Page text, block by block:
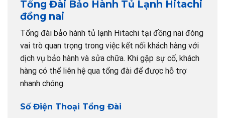
Tổng Đài Bảo Hành Tủ Lạnh Hitachi
đồng nai
Tổng đài bảo hành tủ lạnh Hitachi tại đồng nai đóng
vai trò quan trọng trong việc kết nối khách hàng với
dịch vụ bảo hành và sửa chữa. Khi gặp sự cố, khách
hàng có thể liên hệ qua tổng đài để được hỗ trợ
nhanh chóng.
Số Điện Thoại Tổng Đài